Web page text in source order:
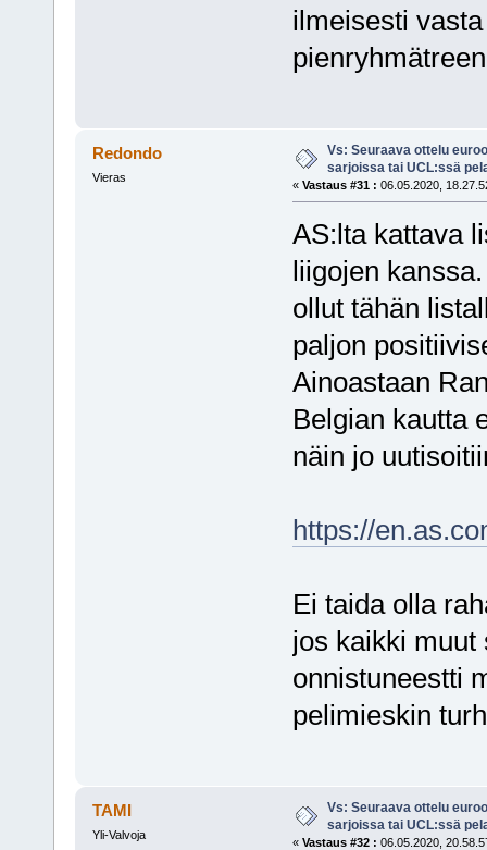
ilmeisesti
Redondo
Vieras
Vs: Seuraava ottelu
sarjoissa tai UCL:ssä
« Vastaus #31 : 06.05.2020,
AS:lta kattava
liigojen
ollut tähän
paljon
Ainoastaan
Belgian kautta
näin jo
https://
Ei taida olla
jos kaikki muut
onnistuneestti
pelimieskin
TAMI
Yli-Valvoja
Vs: Seuraava ottelu
sarjoissa tai UCL:ssä
« Vastaus #32 : 06.05.2020,